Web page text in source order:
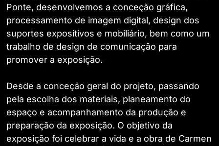
Ponte, desenvolvemos a conceção gráfica,
processamento de imagem digital, design dos
suportes expositivos e mobiliário, bem como um
trabalho de design de comunicação para
promover a exposição.
Desde a conceção geral do projeto, passando
pela escolha dos materiais, planeamento do
espaço e acompanhamento da produção e
preparação da exposição. O objetivo da
exposição foi celebrar a vida e a obra de Carmen